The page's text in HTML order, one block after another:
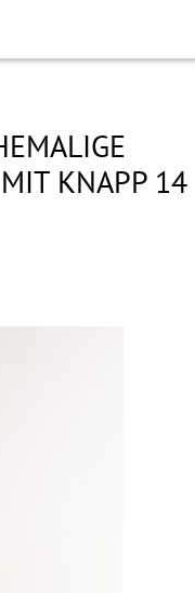
KNAPP 14